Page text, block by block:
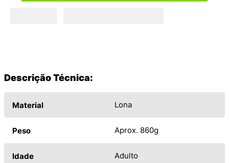
Descrição Técnica:
Material Lona
Peso Aprox. 860g
Idade Adulto